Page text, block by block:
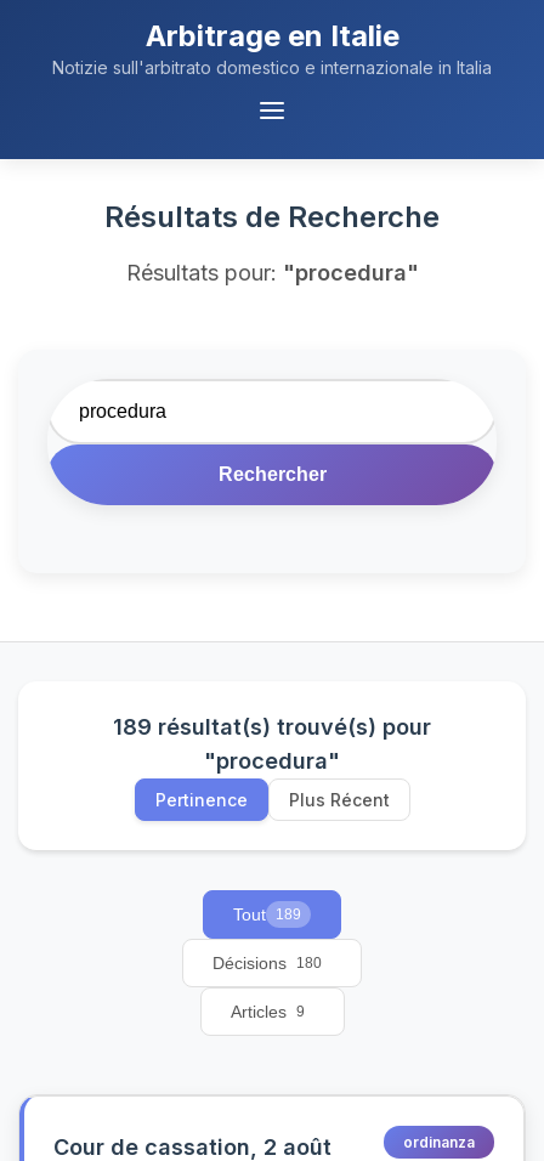
Arbitrage en Italie
Notizie sull'arbitrato domestico e internazionale in Italia
Navigation
Résultats de Recherche
Résultats pour: "procedura"
Rechercher
189 résultat(s) trouvé(s) pour
"procedura"
Pertinence Plus Récent
Tout 189
Décisions 180
Articles 9
Cour de cassation, 2 août
ordinanza